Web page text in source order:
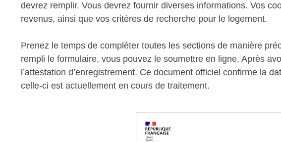
devrez remplir. Vous devrez fournir diverses informations. Vos
revenus, ainsi que vos critères de recherche pour le logement.
Prenez le temps de compléter toutes les sections de manière
rempli le formulaire, vous pouvez le soumettre en ligne. Après
l’attestation d’enregistrement. Ce document officiel confirme la
celle-ci est actuellement en cours de traitement.